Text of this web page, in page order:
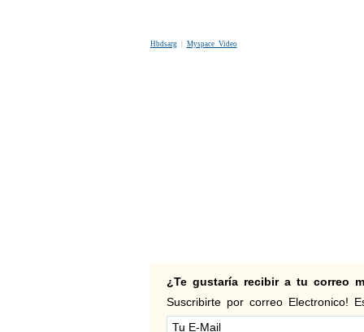
Hbdsarg| Myspace Video
¿Te gustaría recibir a tu correo
Suscribirte por correo Electronico!